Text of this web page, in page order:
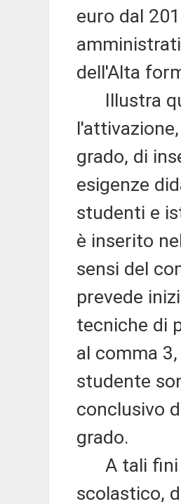
euro dal
dell'Alta
Illustra
grado, di
esigenze
studenti e
è inserito
sensi del
prevede
tecniche di
al comma
studente
conclusivo
grado.
A tali fini
scolastico,